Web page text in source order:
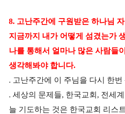
8. 고난주간에 구원받은 하나님
지금까지 내가 어떻게 섬겼는가
나를 통해서 얼마나 많은 사람들
생각해봐야 합니다.
. 고난주간에 이 주님을 다시 한
. 세상의 문제들, 한국교회, 전세
늘 기도하는 것은 한국교회 리스